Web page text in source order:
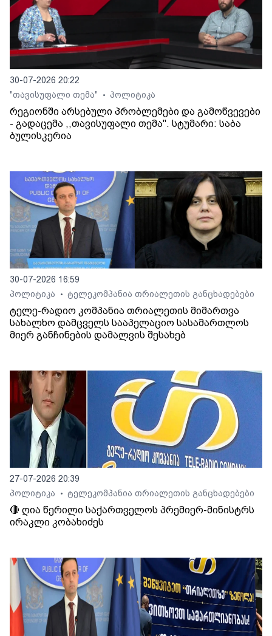
30-07-2026 20:22
"თავისუფალი თემა"
• პოლიტიკა
რეგიონში არსებული პრობლემები და გამოწვევები
- გადაცემა ,,თავისუფალი თემა". სტუმარი: საბა
ბულისკერია
30-07-2026 16:59
პოლიტიკა
• ტელეკომპანია თრიალეთის განცხადებები
ტელე-რადიო კომპანია თრიალეთის მიმართვა
სახალხო დამცველს სააპელაციო სასამართლოს
მიერ განჩინების დამალვის შესახებ
27-07-2026 20:39
პოლიტიკა
• ტელეკომპანია თრიალეთის განცხადებები
🔴 ღია წერილი საქართველოს პრემიერ-მინისტრს
ირაკლი კობახიძეს